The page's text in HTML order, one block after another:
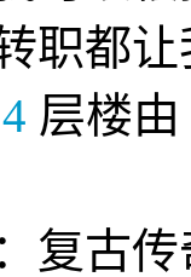
职都
4 层楼由
复古